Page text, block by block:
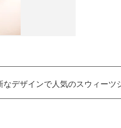
デザインで人気のスウィー